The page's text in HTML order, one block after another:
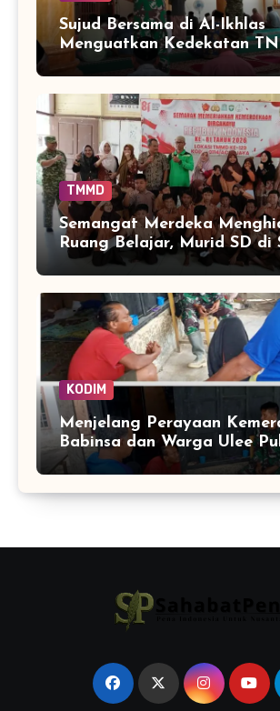
Sujud Bersama di Al-Ikhlas
Menguatkan Kedekatan
Warga Sarah Raya
TMMD
Semangat Merdeka
Ruang Belajar, Murid SD di
Raya Adu Cepat Tepat
Rangking Satu
KODIM
Menjelang Perayaan
Babinsa dan Warga Ulee
Perkuat Semangat